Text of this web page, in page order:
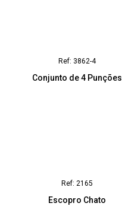
Ref: 3862-4
Conjunto de 4 Punções
Ref: 2165
Escopro Chato